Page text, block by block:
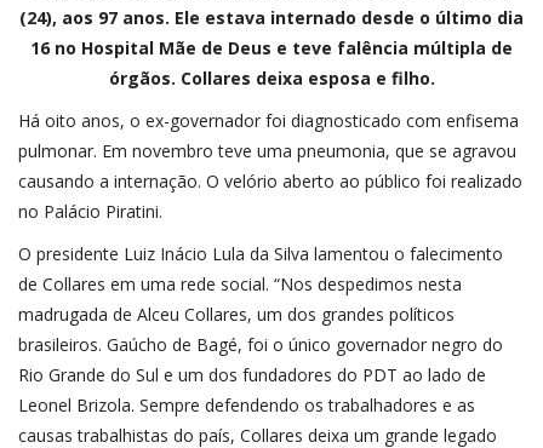
(24), aos 97 anos. Ele estava internado desde o último dia
16 no Hospital Mãe de Deus e teve falência múltipla de
órgãos. Collares deixa esposa e filho.
Há oito anos, o ex-governador foi diagnosticado com enfisema
pulmonar. Em novembro teve uma pneumonia, que se agravou
causando a internação. O velório aberto ao público foi realizado
no Palácio Piratini.
O presidente Luiz Inácio Lula da Silva lamentou o falecimento
de Collares em uma rede social. “Nos despedimos nesta
madrugada de Alceu Collares, um dos grandes políticos
brasileiros. Gaúcho de Bagé, foi o único governador negro do
Rio Grande do Sul e um dos fundadores do PDT ao lado de
Leonel Brizola. Sempre defendendo os trabalhadores e as
causas trabalhistas do país, Collares deixa um grande legado